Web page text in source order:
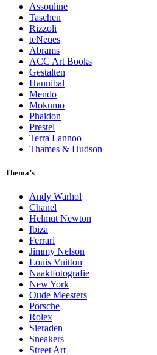
Assouline
Taschen
Rizzoli
teNeues
Abrams
ACC Art Books
Gestalten
Hannibal
Mendo
Mokumo
Phaidon
Prestel
Terra Lannoo
Thames & Hudson
Thema’s
Andy Warhol
Chanel
Helmut Newton
Ibiza
Ferrari
Jimmy Nelson
Louis Vuitton
Naaktfotografie
New York
Oude Meesters
Porsche
Rolex
Sieraden
Sneakers
Street Art